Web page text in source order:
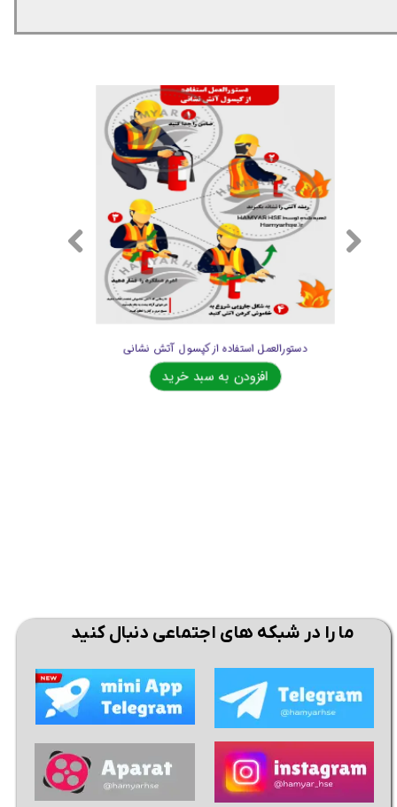
دستورالعمل استفاده از کپسول آتش نشانی
افزودن به سبد خرید
ما را در شبکه های اجتماعی دنبال کنید